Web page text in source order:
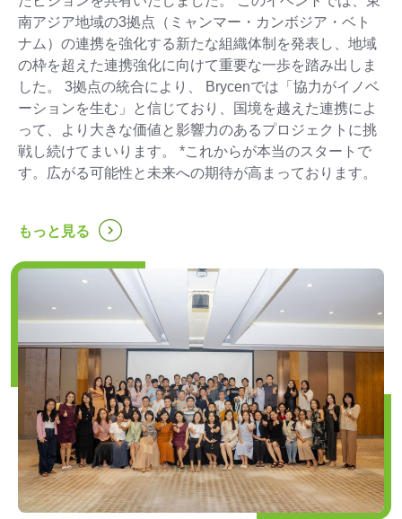
南アジア地域の3拠点（ミャンマー・カンボジア・ベト
ナム）の連携を強化する新たな組織体制を発表し、地域
の枠を超えた連携強化に向けて重要な一歩を踏み出しま
した。 3拠点の統合により、 Brycenでは「協力がイノベ
ーションを生む」と信じており、国境を越えた連携によ
って、より大きな価値と影響力のあるプロジェクトに挑
戦し続けてまいります。 *これからが本当のスタートで
す。広がる可能性と未来への期待が高まっております。
もっと見る